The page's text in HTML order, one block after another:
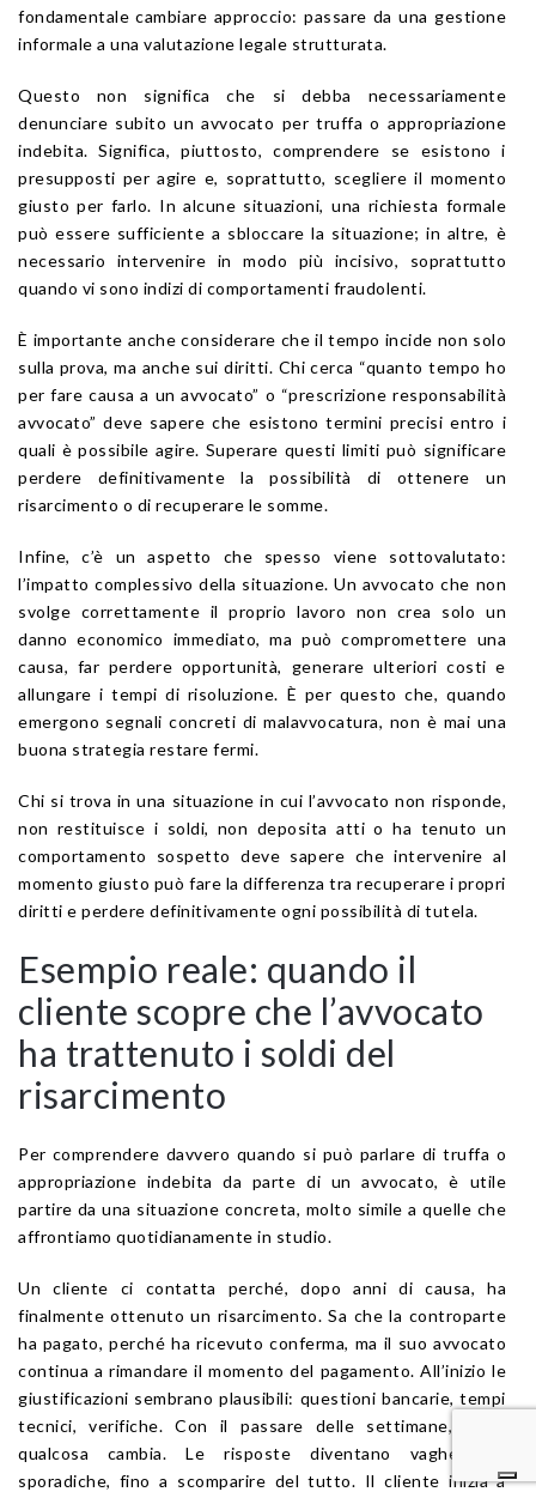
fondamentale cambiare approccio: passare da una gestione
informale a una valutazione legale strutturata.
Questo non significa che si debba necessariamente
denunciare subito un avvocato per truffa o appropriazione
indebita. Significa, piuttosto, comprendere se esistono i
presupposti per agire e, soprattutto, scegliere il momento
giusto per farlo. In alcune situazioni, una richiesta formale
può essere sufficiente a sbloccare la situazione; in altre, è
necessario intervenire in modo più incisivo, soprattutto
quando vi sono indizi di comportamenti fraudolenti.
È importante anche considerare che il tempo incide non solo
sulla prova, ma anche sui diritti. Chi cerca “quanto tempo ho
per fare causa a un avvocato” o “prescrizione responsabilità
avvocato” deve sapere che esistono termini precisi entro i
quali è possibile agire. Superare questi limiti può significare
perdere definitivamente la possibilità di ottenere un
risarcimento o di recuperare le somme.
Infine, c’è un aspetto che spesso viene sottovalutato:
l’impatto complessivo della situazione. Un avvocato che non
svolge correttamente il proprio lavoro non crea solo un
danno economico immediato, ma può compromettere una
causa, far perdere opportunità, generare ulteriori costi e
allungare i tempi di risoluzione. È per questo che, quando
emergono segnali concreti di malavvocatura, non è mai una
buona strategia restare fermi.
Chi si trova in una situazione in cui l’avvocato non risponde,
non restituisce i soldi, non deposita atti o ha tenuto un
comportamento sospetto deve sapere che intervenire al
momento giusto può fare la differenza tra recuperare i propri
diritti e perdere definitivamente ogni possibilità di tutela.
Esempio reale: quando il
cliente scopre che l’avvocato
ha trattenuto i soldi del
risarcimento
Per comprendere davvero quando si può parlare di truffa o
appropriazione indebita da parte di un avvocato, è utile
partire da una situazione concreta, molto simile a quelle che
affrontiamo quotidianamente in studio.
Un cliente ci contatta perché, dopo anni di causa, ha
finalmente ottenuto un risarcimento. Sa che la controparte
ha pagato, perché ha ricevuto conferma, ma il suo avvocato
continua a rimandare il momento del pagamento. All’inizio le
giustificazioni sembrano plausibili: questioni bancarie, tempi
tecnici, verifiche. Con il passare delle settimane, però,
qualcosa cambia. Le risposte diventano vaghe, poi
sporadiche, fino a scomparire del tutto. Il cliente inizia a